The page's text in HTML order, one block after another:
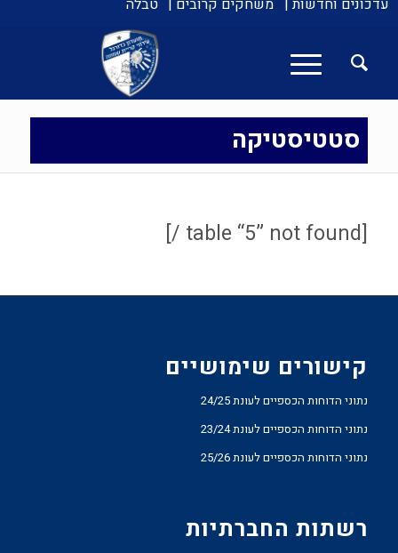
עדכונים וחדשות | משחקים קרובים | טבלה
סטטיסטיקה
[table “5” not found /]
קישורים שימושיים
נתוני הדוחות הכספיים לעונת 24/25
נתוני הדוחות הכספיים לעונת 23/24
נתוני הדוחות הכספיים לעונת 25/26
רשתות החברתיות